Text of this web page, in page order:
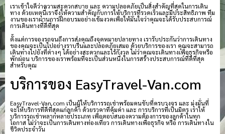
เราเข้าใจดีว่าความสะดวกสบาย และ ความปลอดภัยเป็นสิ่งสำคัญที่สุดในการเดิน
ทาง ด้วยเหตุนี้เราจึงให้ความสำคัญกับการให้บริการที่รวดเร็วและมีประสิทธิภาพ ทีม
งานของเราผ่านการฝึกอบรมอย่างเข้มงวดเพื่อให้มั่นใจว่าคุณจะได้รับประสบการณ์
การเดินทางที่ดีที่สุด
ตั้งแต่การจองรถจนถึงการส่งคุณถึงจุดหมายปลายทาง เรารับประกันว่าการเดินทาง
ของคุณจะเป็นไปอย่างราบรื่นและปลอดภัยเสมอ ด้วยบริการของเรา คุณจะสามารถ
เดินทางไปยังที่ต่างๆ ได้อย่างสะดวกและไร้กังวล ไม่ว่าคุณจะเดินทางเพื่อธุรกิจหรือ
พักผ่อน บริการของเราพร้อมที่จะเป็นส่วนหนึ่งในการสร้างประสบการณ์ที่ดีที่สุด
สำหรับคุณ
บริการของ EasyTravel-Van.com
EasyTravel-Van.com เป็นผู้ให้บริการรถเช่าพร้อมคนขับที่ครบวงจร และ มุ่งมั่นที่
จะให้บริการที่ดีที่สุดแก่ลูกค้า ด้วยราคาที่คุ้มค่า และ การบริการที่เป็นมิตร เราให้
บริการรถเช่าหลากหลายประเภท เพื่อตอบสนองความต้องการของลูกค้าในทุก
โอกาส ไม่ว่าจะเป็นการเดินทางท่องเที่ยว การเดินทางเพื่อธุรกิจ หรือ การเดินทางใน
ชีวิตประจำวัน